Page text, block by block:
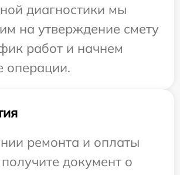
диагностики мы
на утверждение смету
работ и начнем
операции.
ремонта и оплаты
документ о